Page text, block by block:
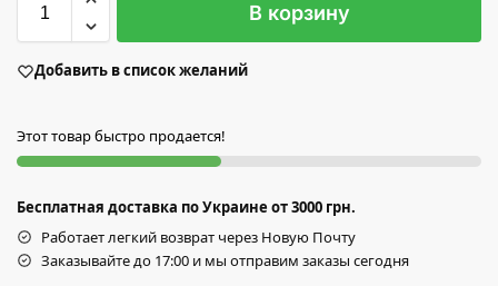
В корзину
Добавить в список желаний
Этот товар быстро продается!
Бесплатная доставка по Украине от 3000 грн.
Работает легкий возврат через Новую Почту
Заказывайте до 17:00 и мы отправим заказы сегодня